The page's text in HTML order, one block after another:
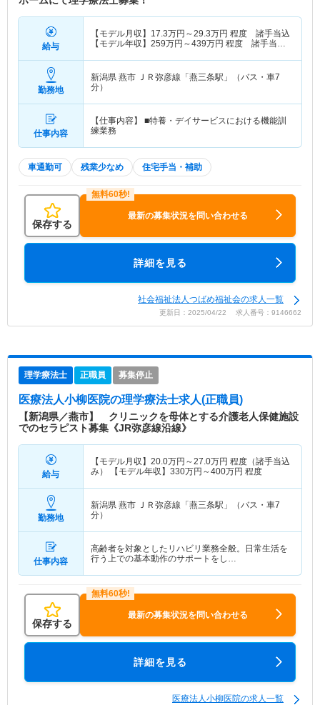
給与
【モデル月収】 17.3万円～29.3万円 程度 諸手当込
【モデル年収】 259万円～439万円 程度 諸手当・
勤務地
新潟県 燕市 ＪＲ弥彦線「燕三条駅」（バス・車7
分）
仕事内容
【仕事内容】 ■特養・デイサービスにおける機能訓
練業務
車通勤可 残業少なめ 住宅手当・補助
保存する
最新の募集状況を問い合わせる
詳細を見る
社会福祉法人つばめ福祉会の求人一覧
更新日：2025/04/22 求人番号：9146662
理学療法士 正職員 募集停止
医療法人小柳医院の理学療法士求人(正職員)
【新潟県／燕市】 クリニックを母体とする介護老人保健施設
でのセラピスト募集《JR弥彦線沿線》
給与
【モデル月収】 20.0万円～27.0万円 程度（諸手当込
み） 【モデル年収】 330万円～400万円 程度
勤務地
新潟県 燕市 ＪＲ弥彦線「燕三条駅」（バス・車7
分）
仕事内容
高齢者を対象としたリハビリ業務全般。日常生活を
行う上での基本動作のサポートをし…
保存する
最新の募集状況を問い合わせる
詳細を見る
医療法人小柳医院の求人一覧